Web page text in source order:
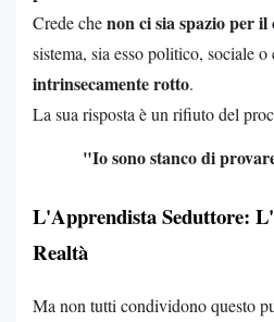
Crede chenon ci sia spazio per
sistema, sia esso politico, sociale
intrinsecamente rotto.
La sua risposta è un rifiuto del
"Io sono stanco di
L'Apprendista Seduttore:
Realtà
Ma non tutti condividono questo